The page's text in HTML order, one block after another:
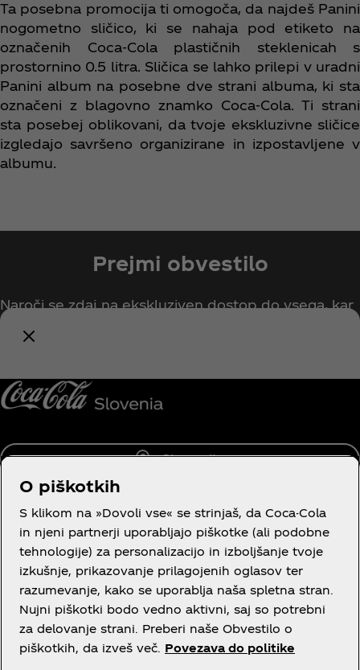
Ta posebna promocija ti omogoča, da najdeš Panini
nogometno sličico, ki se nahaja pod etiketo na
označenih Coca‑Cola plastičnih steklenicah s
prostornino 0.5 litra. Sličica se lahko prilepi v uradni
Panini album na posebne dve strani albuma, ki sta
označeni z blagovno znamko Coca‑Cola. Ti strani
sta posebej oblikovani, da tvoje ekskluzivne sličice
izgledajo savršeno organizirane in izpostavljene v
albumu.
Prejmi obvestilo
Naroči se zdaj na ekskluziven dostop do vsega, kar
Slovenija
Več o nas
Neobvezna pravna vsebina
O piškotkih
S klikom na »Dovoli vse« se strinjaš, da Coca-Cola
in njeni partnerji uporabljajo piškotke (ali podobne
tehnologije) za personalizacijo in izboljšanje tvoje
izkušnje, prikazovanje prilagojenih oglasov ter
razumevanje, kako se uporablja naša spletna stran.
Nujni piškotki bodo vedno aktivni, saj so potrebni
za delovanje strani. Preberi naše Obvestilo o
piškotkih, da izveš več. Povezava do politike